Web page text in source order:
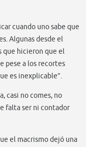
cuando uno sabe que
Algunas desde el
que hicieron que el
pese a los recortes
es inexplicable”.
casi no comes, no
falta ser ni contador
el macrismo dejó una